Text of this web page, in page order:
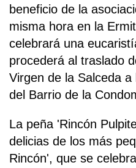
beneficio de la
misma hora en la
celebrará una
procederá al traslado
Virgen de la Salceda
del Barrio de la
La peña 'Rincón
delicias de los más
Rincón', que se